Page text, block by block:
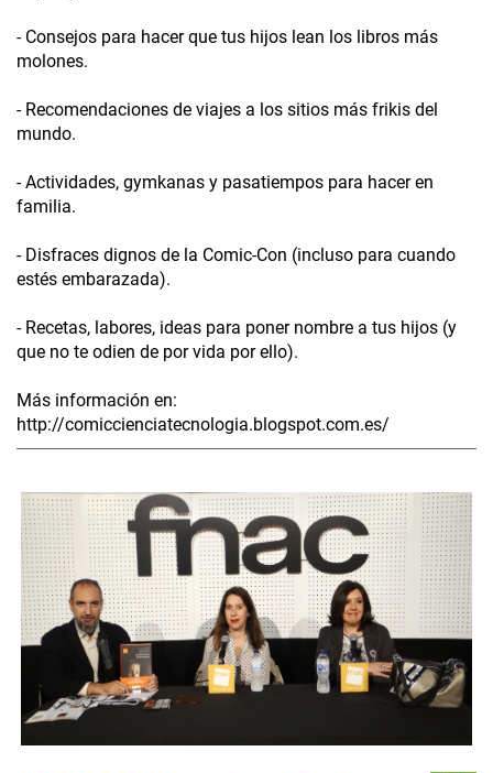
- Consejos para hacer que tus hijos lean los libros más
molones.
- Recomendaciones de viajes a los sitios más frikis del
mundo.
- Actividades, gymkanas y pasatiempos para hacer en
familia.
- Disfraces dignos de la Comic-Con (incluso para cuando
estés embarazada).
- Recetas, labores, ideas para poner nombre a tus hijos (y
que no te odien de por vida por ello).
Más información en:
http://comiccienciatecnologia.blogspot.com.es/